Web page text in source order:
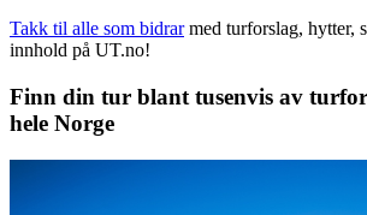
Takk til alle som bidrar med turforslag, hytter,
innhold på UT.no!
Finn din tur blant tusenvis av
hele Norge